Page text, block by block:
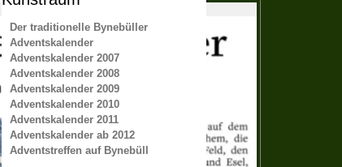
Der traditionelle Bynebüller
Adventskalender
Adventskalender 2007
Adventskalender 2008
Adventskalender 2009
Adventskalender 2010
Adventskalender 2011
Adventskalender ab 2012
Adventstreffen auf Bynebüll